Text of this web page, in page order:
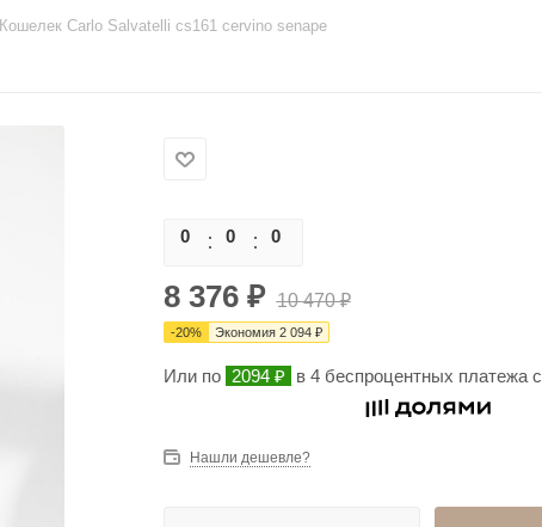
Кошелек Carlo Salvatelli cs161 cervino senape
0 0 0
8 376₽ 10 470₽
-20% Экономия 2 094₽
Или по 2094 ₽ в 4 беспроцентных платежа с
Нашли дешевле?